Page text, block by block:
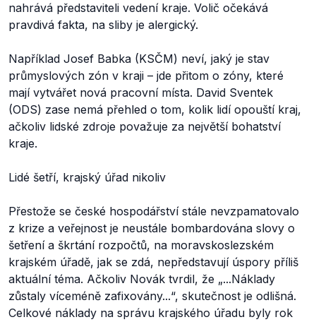
nahrává představiteli vedení kraje. Volič očekává
pravdivá fakta, na sliby je alergický.
Například Josef Babka (KSČM) neví, jaký je stav
průmyslových zón v kraji – jde přitom o zóny, které
mají vytvářet nová pracovní místa. David Sventek
(ODS) zase nemá přehled o tom, kolik lidí opouští kraj,
ačkoliv lidské zdroje považuje za největší bohatství
kraje.
Lidé šetří, krajský úřad nikoliv
Přestože se české hospodářství stále nevzpamatovalo
z krize a veřejnost je neustále bombardována slovy o
šetření a škrtání rozpočtů, na moravskoslezském
krajském úřadě, jak se zdá, nepředstavují úspory příliš
aktuální téma. Ačkoliv Novák tvrdil, že „...Náklady
zůstaly víceméně zafixovány...“, skutečnost je odlišná.
Celkové náklady na správu krajského úřadu byly rok